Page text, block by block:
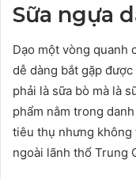
Sữa ngựa
Dạo một vòng quanh
dễ dàng bắt gặp
phải là sữa bò mà là
phẩm nằm trong
tiêu thụ nhưng không
ngoài lãnh thổ Trung